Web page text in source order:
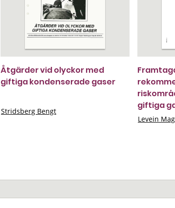
Åtgärder vid olyckor med
giftiga kondenserade gaser
Stridsberg Bengt
giftiga
Levein